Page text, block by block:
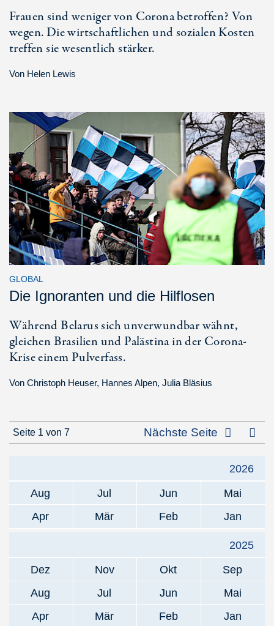
Frauen sind weniger von Corona betroffen? Von
wegen. Die wirtschaftlichen und sozialen Kosten
treffen sie wesentlich stärker.
Von Helen Lewis
GLOBAL
Die Ignoranten und die Hilflosen
Während Belarus sich unverwundbar wähnt,
gleichen Brasilien und Palästina in der Corona-
Krise einem Pulverfass.
Von Christoph Heuser, Hannes Alpen, Julia Bläsius
Seite 1 von 7 Nächste Seite
2026
Aug
Jul Jun
Mai
Apr
Mär Feb Jan
2025
Dez
Nov Okt
Sep
Aug
Jul Jun
Mai
Apr
Mär Feb Jan